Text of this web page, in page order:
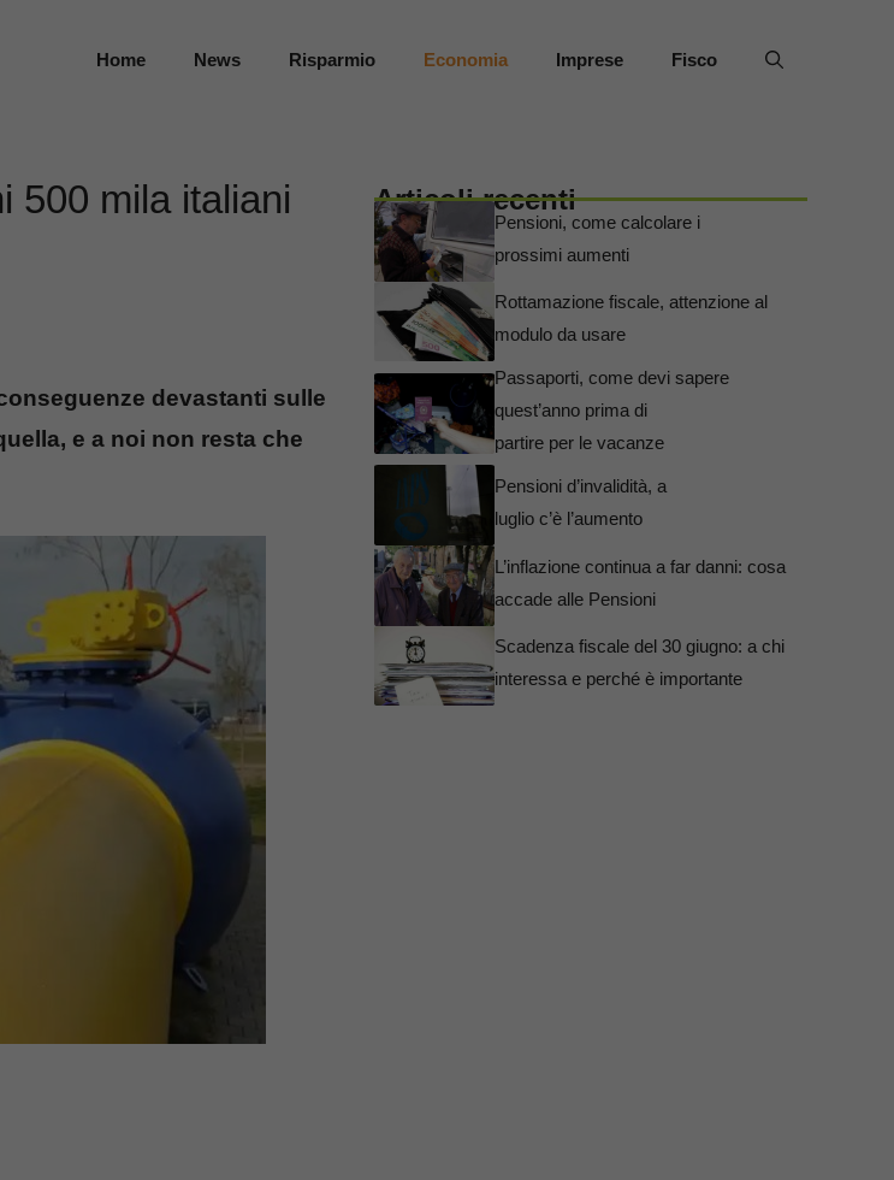
Home News Risparmio Economia Imprese Fisco
500 mila italiani
devastanti sulle
e a noi non resta che
Articoli recenti
Pensioni, come calcolare i
prossimi aumenti
Rottamazione fiscale, attenzione al
modulo da usare
Passaporti, come devi sapere
quest’anno prima di
partire per le vacanze
Pensioni d’invalidità, a
luglio c’è l’aumento
L’inflazione continua a far danni: cosa
accade alle Pensioni
Scadenza fiscale del 30 giugno: a chi
interessa e perché è importante